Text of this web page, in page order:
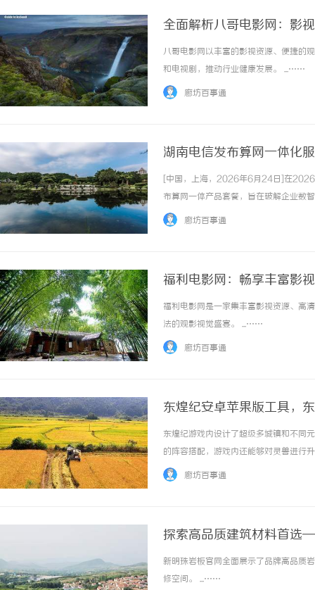
全面解析八哥电影网：影
八哥电影网以丰富的影视资源、便捷的
和电视剧，推动行业健康发展。 ...……
廊坊百事通
湖南电信发布算网一体化
[中国，上海，2026年6月24日]在
布算网一体产品套餐，旨在破解企业数
南超过4500家潜在企业迈入普惠用算的
廊坊百事通
福利电影网：畅享丰富影
福利电影网是一家集丰富影视资源、高
法的观影视觉盛宴。 ...……
廊坊百事通
东煌纪安卓苹果版工具，
东煌纪游戏内设计了超级多城镇和不同
的阵容搭配，游戏内还能够对灵兽进行
卓版挂机工具同步上线ios免越狱、安
廊坊百事通
探索高品质建筑材料首选
新明珠岩板官网全面展示了品牌高品质
修空间。 ...……
麻花影视：引领中国喜剧影视作品的创
展之路